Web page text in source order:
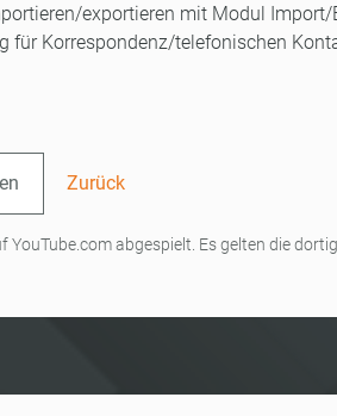
exportieren mit Modul Import/
für Korrespondenz/telefonischen
Zurück
YouTube.com abgespielt. Es gelten die